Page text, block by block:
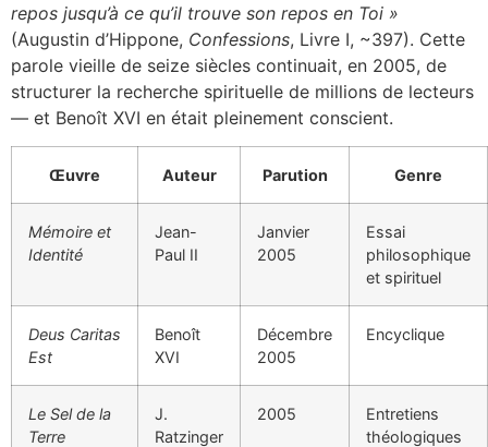
repos jusqu’à ce qu’il trouve son repos en Toi »
(Augustin d’Hippone, Confessions, Livre I, ~397). Cette
parole vieille de seize siècles continuait, en 2005, de
structurer la recherche spirituelle de millions de lecteurs
— et Benoît XVI en était pleinement conscient.
Œuvre Auteur Parution Genre
Mémoire et
Identité
Jean-
Paul II
Janvier
2005
Essai
philosophique
et spirituel
Deus Caritas
Est
Benoît
XVI
Décembre
2005
Encyclique
Le Sel de la
Terre
J.
Ratzinger
2005
Entretiens
théologiques